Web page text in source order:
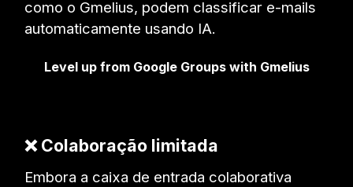
como o Gmelius, podem classificar e-mails
automaticamente usando IA.
Level up from Google Groups with Gmelius
❌ Colaboração limitada
Embora a caixa de entrada colaborativa